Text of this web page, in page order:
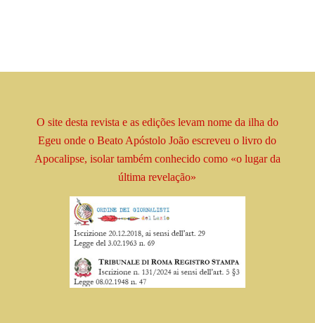
O site desta revista e as edições levam nome da ilha do
Egeu onde o BeatoApóstoloJoão escreveu o livrodo
Apocalipse, isolartambém conhecido como «o lugar da
última revelação»